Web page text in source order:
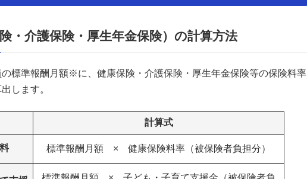
・介護保険・厚生年金保険）の計算方法
標準報酬月額※に、健康保険・介護保険・厚生年金保険等の保険料率
します。
計算式
標準報酬月額 × 健康保険料率（被保険者負担分）